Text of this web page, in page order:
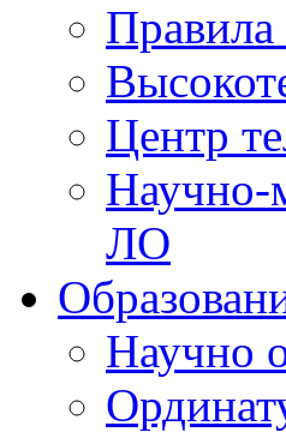
Правила
Центр
Научно-
ЛО
Научно